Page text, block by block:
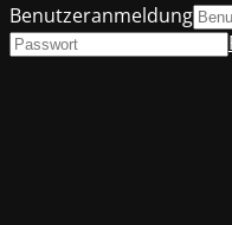
Benutzeranmeldung